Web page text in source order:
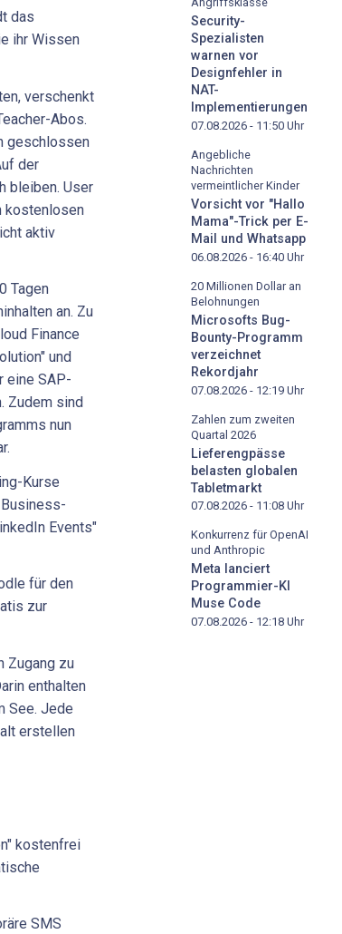
das
ihr Wissen
verschenkt
Abos.
geschlossen
der
bleiben. User
kostenlosen
aktiv
Tagen
an. Zu
Finance
und
eine SAP-
Zudem sind
nun
Kurse
Events"
für den
zur
Zugang zu
enthalten
See. Jede
erstellen
kostenfrei
SMS
Security-
Spezialisten
warnen vor
Designfehler in
NAT-
Implementierungen
07.08.2026 - 11:50 Uhr
Angebliche
Nachrichten
vermeintlicher Kinder
Vorsicht vor "Hallo
Mama"-Trick per E-
Mail und Whatsapp
06.08.2026 - 16:40 Uhr
20 Millionen Dollar an
Belohnungen
Microsofts Bug-
Bounty-Programm
verzeichnet
Rekordjahr
07.08.2026 - 12:19 Uhr
Zahlen zum zweiten
Quartal 2026
Lieferengpässe
belasten globalen
Tabletmarkt
07.08.2026 - 11:08 Uhr
Konkurrenz für OpenAI
und Anthropic
Meta lanciert
Programmier-KI
Muse Code
07.08.2026 - 12:18 Uhr